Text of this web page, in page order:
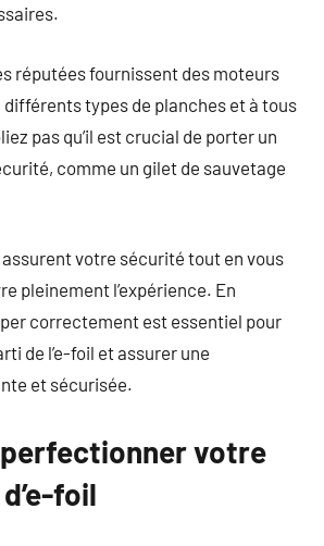
réputées fournissent des moteurs
types de planches et à tous
pas qu’il est crucial de porter un
comme un gilet de sauvetage
votre sécurité tout en vous
pleinement l’expérience. En
correctement est essentiel pour
de l’e-foil et assurer une
et sécurisée.
votre
foil